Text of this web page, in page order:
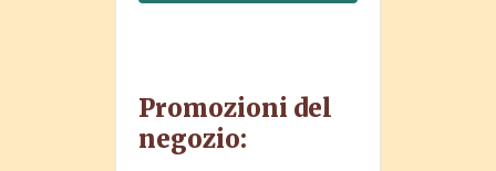
Promozioni del
negozio: